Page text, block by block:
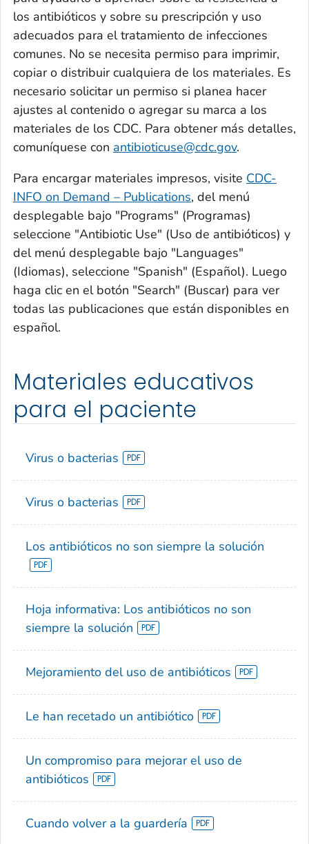
los antibióticos y sobre su prescripción y uso
adecuados para el tratamiento de infecciones
comunes. No se necesita permiso para imprimir,
copiar o distribuir cualquiera de los materiales. Es
necesario solicitar un permiso si planea hacer
ajustes al contenido o agregar su marca a los
materiales de los CDC. Para obtener más detalles,
comuníquese con antibioticuse@cdc.gov.
Para encargar materiales impresos, visite CDC-
INFO on Demand – Publications, del menú
desplegable bajo "Programs" (Programas)
seleccione "Antibiotic Use" (Uso de antibióticos) y
del menú desplegable bajo "Languages"
(Idiomas), seleccione "Spanish" (Español). Luego
haga clic en el botón "Search" (Buscar) para ver
todas las publicaciones que están disponibles en
español.
Materiales educativos
para el paciente
Virus o bacterias
Virus o bacterias
Los antibióticos no son siempre la solución
Hoja informativa: Los antibióticos no son
siempre la solución
Mejoramiento del uso de antibióticos
Le han recetado un antibiótico
Un compromiso para mejorar el uso de
antibióticos
Cuando volver a la guardería